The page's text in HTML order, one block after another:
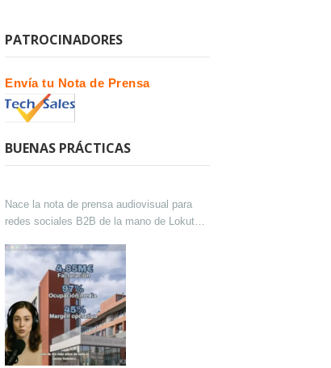
PATROCINADORES
Envía tu Nota de Prensa
BUENAS PRÁCTICAS
Nace la nota de prensa audiovisual para
redes sociales B2B de la mano de Lokutor